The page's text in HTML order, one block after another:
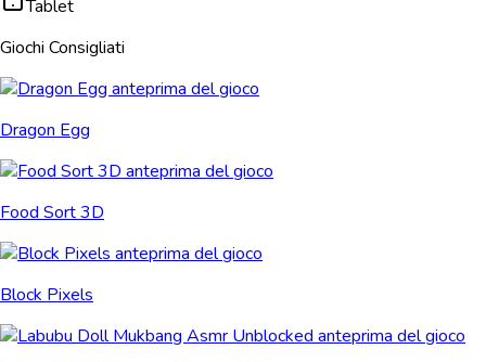
Tablet
Giochi Consigliati
Dragon Egg
Food Sort 3D
Block Pixels